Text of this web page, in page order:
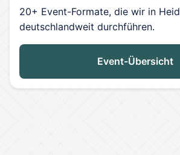
20+ Event-Formate, die wir in
deutschlandweit durchführen.
Event-Übersicht